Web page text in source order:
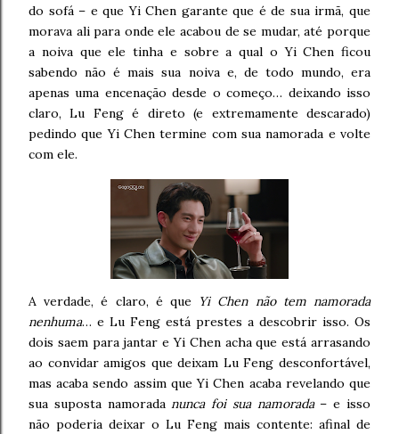
do sofá – e que Yi Chen garante que é de sua irmã, que
morava ali para onde ele acabou de se mudar, até porque
a noiva que ele tinha e sobre a qual o Yi Chen ficou
sabendo não é mais sua noiva e, de todo mundo, era
apenas uma encenação desde o começo… deixando isso
claro, Lu Feng é direto (e extremamente descarado)
pedindo que Yi Chen termine com sua namorada e volte
com ele.
A verdade, é claro, é que Yi Chen não tem namorada
nenhuma… e Lu Feng está prestes a descobrir isso. Os
dois saem para jantar e Yi Chen acha que está arrasando
ao convidar amigos que deixam Lu Feng desconfortável,
mas acaba sendo assim que Yi Chen acaba revelando que
sua suposta namoradanunca foi sua namorada– e isso
não poderia deixar o Lu Feng mais contente: afinal de